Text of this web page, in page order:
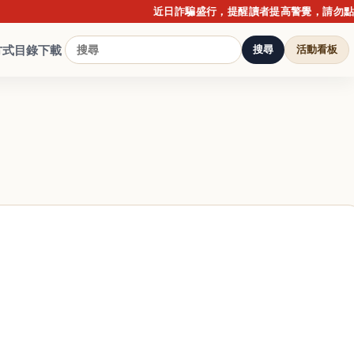
近日詐騙盛行，提醒讀者提高警覺，請勿點擊不
式目錄下載 搜尋 活動看板